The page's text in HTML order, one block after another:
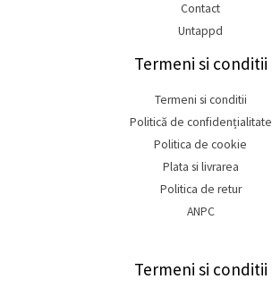
Contact
Untappd
Termeni si conditii
Termeni si conditii
Politică de confidențialitate
Politica de cookie
Plata si livrarea
Politica de retur
ANPC
Termeni si conditii